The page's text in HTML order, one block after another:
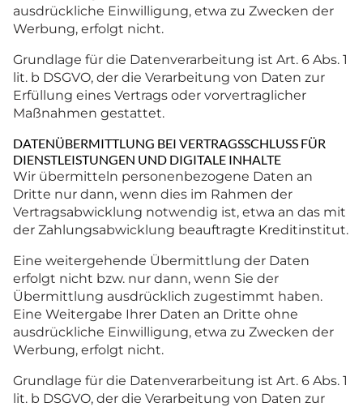
ausdrückliche Einwilligung, etwa zu Zwecken der
Werbung, erfolgt nicht.
Grundlage für die Datenverarbeitung ist Art. 6 Abs. 1
lit. b DSGVO, der die Verarbeitung von Daten zur
Erfüllung eines Vertrags oder vorvertraglicher
Maßnahmen gestattet.
DATENÜBERMITTLUNG BEI VERTRAGSSCHLUSS FÜR
DIENSTLEISTUNGEN UND DIGITALE INHALTE
Wir übermitteln personenbezogene Daten an
Dritte nur dann, wenn dies im Rahmen der
Vertragsabwicklung notwendig ist, etwa an das mit
der Zahlungsabwicklung beauftragte Kreditinstitut.
Eine weitergehende Übermittlung der Daten
erfolgt nicht bzw. nur dann, wenn Sie der
Übermittlung ausdrücklich zugestimmt haben.
Eine Weitergabe Ihrer Daten an Dritte ohne
ausdrückliche Einwilligung, etwa zu Zwecken der
Werbung, erfolgt nicht.
Grundlage für die Datenverarbeitung ist Art. 6 Abs. 1
lit. b DSGVO, der die Verarbeitung von Daten zur